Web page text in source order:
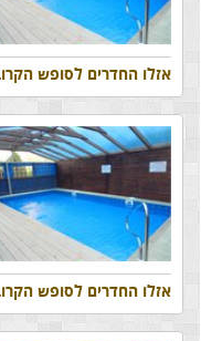
אזלו החדרים לסופש
אזלו החדרים לסופש